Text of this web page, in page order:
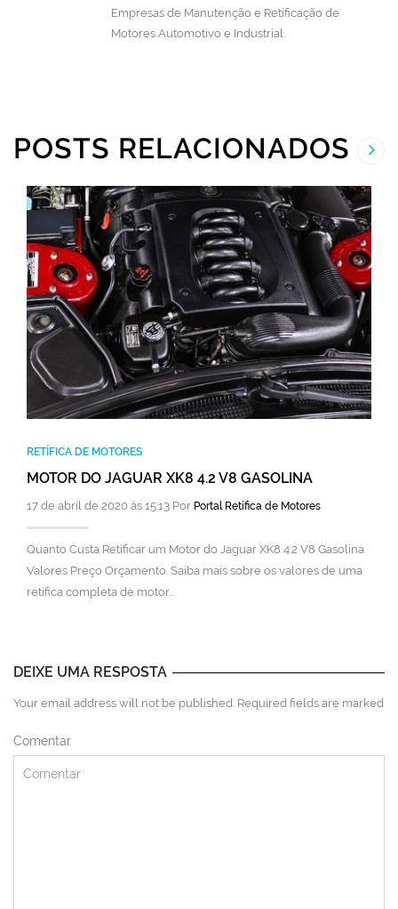
Empresas de Manutenção e Retificação de
Motores Automotivo e Industrial.
POSTS RELACIONADOS
RETÍFICA DE MOTORES
MOTOR DO JAGUAR XK8 4.2 V8 GASOLINA
17 de abril de 2020 às 15:13 Por Portal Retífica de Motores
Quanto Custa Retificar um Motor do Jaguar XK8 4.2 V8 Gasolina
Valores Preço Orçamento. Saiba mais sobre os valores de uma
retífica completa de motor…
DEIXE UMA RESPOSTA
Your email address will not be published. Required fields are marked
Comentar